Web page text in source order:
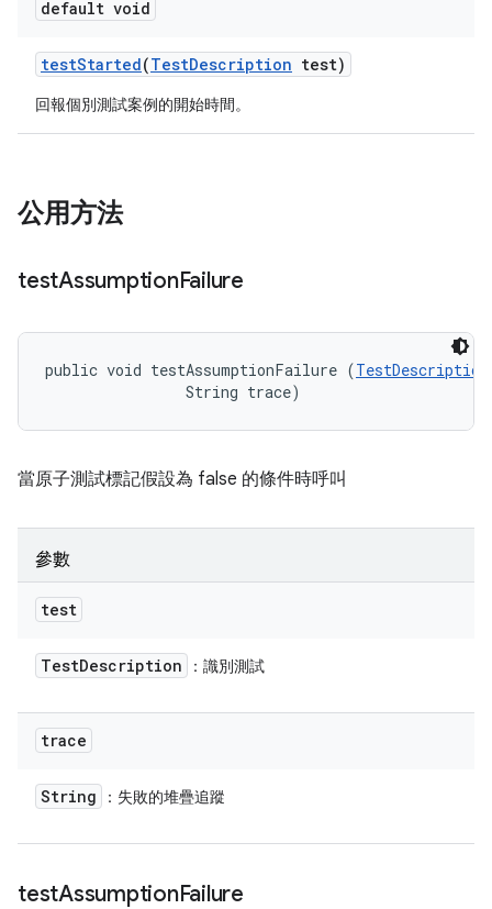
default void
testStarted(TestDescription test)
回報個別測試案例的開始時間。
公用方法
testAssumptionFailure
public void testAssumptionFailure (TestDescription
                String trace)
當原子測試標記假設為 false 的條件時呼叫
參數
test
TestDescription ：識別測試
trace
String ：失敗的堆疊追蹤
testAssumptionFailure